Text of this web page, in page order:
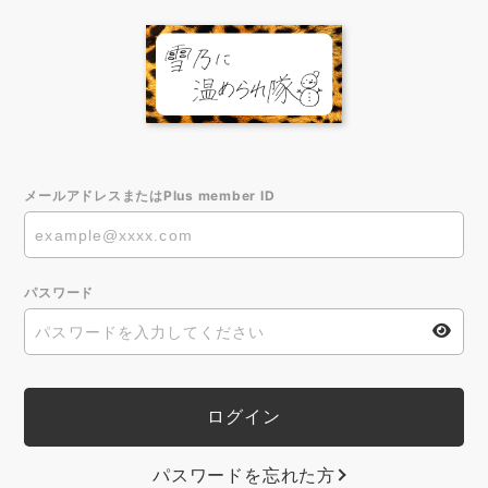
メールアドレスまたはPlus member ID
パスワード
パスワードを忘れた方